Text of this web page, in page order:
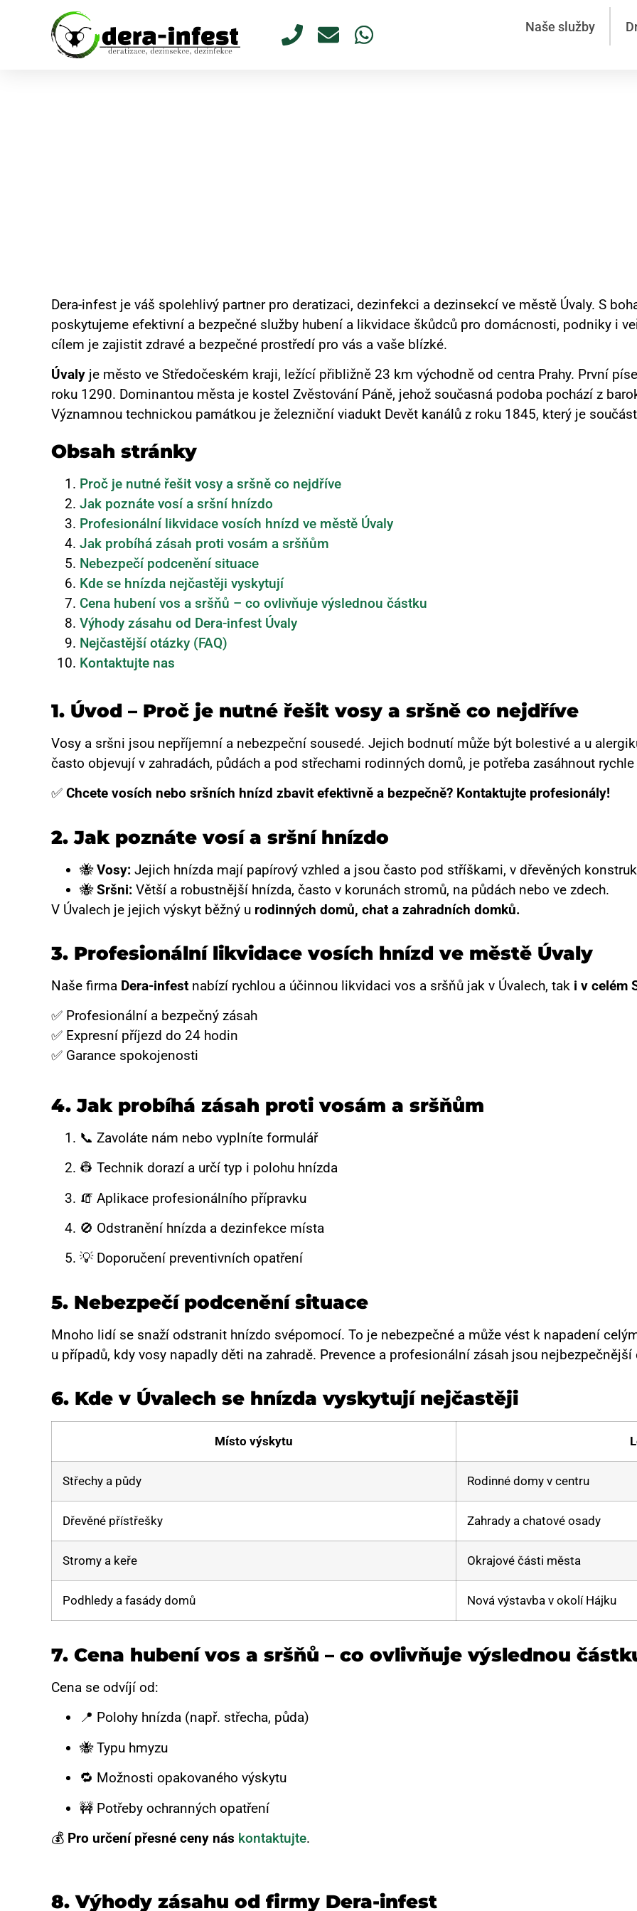
Naše služby
Dera-infest je váš spolehlivý partner pro deratizaci, dezinfekci a dezinsekcí ve městě Úvaly. S
poskytujeme efektivní a bezpečné služby hubení a likvidace škůdců pro domácnosti, podniky i
cílem je zajistit zdravé a bezpečné prostředí pro vás a vaše blízké.
Úvaly je město ve Středočeském kraji, ležící přibližně 23 km východně od centra Prahy. První
roku 1290. Dominantou města je kostel Zvěstování Páně, jehož současná podoba pochází z
Významnou technickou památkou je železniční viadukt Devět kanálů z roku 1845, který je
Obsah stránky
Proč je nutné řešit vosy a sršně co nejdříve
Jak poznáte vosí a sršní hnízdo
Profesionální likvidace vosích hnízd ve městě Úvaly
Jak probíhá zásah proti vosám a sršňům
Nebezpečí podcenění situace
Kde se hnízda nejčastěji vyskytují
Cena hubení vos a sršňů – co ovlivňuje výslednou částku
Výhody zásahu od Dera-infest Úvaly
Nejčastější otázky (FAQ)
Kontaktujte nas
1. Úvod – Proč je nutné řešit vosy a sršně co nejdříve
Vosy a sršni jsou nepříjemní a nebezpeční sousedé. Jejich bodnutí může být bolestivé a u
často objevují v zahradách, půdách a pod střechami rodinných domů, je potřeba zasáhnout
✅ Chcete vosích nebo sršních hnízd zbavit efektivně a bezpečně? Kontaktujte profesionály!
2. Jak poznáte vosí a sršní hnízdo
🐝Vosy: Jejich hnízda mají papírový vzhled a jsou často pod stříškami, v dřevěných
🐝Sršni: Větší a robustnější hnízda, často v korunách stromů, na půdách nebo ve zdech.
V Úvalech je jejich výskyt běžný u rodinných domů, chat a zahradních domků.
3. Profesionální likvidace vosích hnízd ve městě Úvaly
Naše firma Dera-infest nabízí rychlou a účinnou likvidaci vos a sršňů jak v Úvalech, tak i v celém
✅ Profesionální a bezpečný zásah
✅ Expresní příjezd do 24 hodin
✅ Garance spokojenosti
4. Jak probíhá zásah proti vosám a sršňům
📞 Zavoláte nám nebo vyplníte formulář
👷 Technik dorazí a určí typ i polohu hnízda
🧯 Aplikace profesionálního přípravku
🚫 Odstranění hnízda a dezinfekce místa
💡 Doporučení preventivních opatření
5. Nebezpečí podcenění situace
Mnoho lidí se snaží odstranit hnízdo svépomocí. To je nebezpečné a může vést k napadení
u případů, kdy vosy napadly děti na zahradě. Prevence a profesionální zásah jsou nejbezpečnější
6. Kde v Úvalech se hnízda vyskytují nejčastěji
Místo výskytu
Střechy a půdy Rodinné domy v centru
Dřevěné přístřešky Zahrady a chatové osady
Stromy a keře Okrajové části města
Podhledy a fasády domů Nová výstavba v okolí Hájku
7. Cena hubení vos a sršňů – co ovlivňuje výslednou
Cena se odvíjí od:
📍 Polohy hnízda (např. střecha, půda)
🐝 Typu hmyzu
🔁 Možnosti opakovaného výskytu
🚧 Potřeby ochranných opatření
💰 Pro určení přesné ceny nás kontaktujte.
8. Výhody zásahu od firmy Dera-infest